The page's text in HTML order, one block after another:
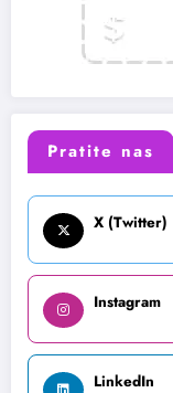
Pratite nas
X (Twitter)
Instagram
LinkedIn